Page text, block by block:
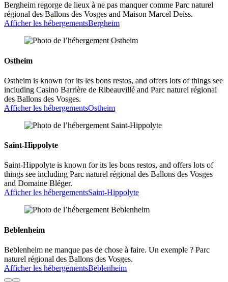
Bergheim regorge de lieux à ne pas manquer comme Parc naturel
régional des Ballons des Vosges and Maison Marcel Deiss.
Afficher les hébergementsBergheim
Ostheim
Ostheim is known for its les bons restos, and offers lots of things see
including Casino Barrière de Ribeauvillé and Parc naturel régional
des Ballons des Vosges.
Afficher les hébergementsOstheim
Saint-Hippolyte
Saint-Hippolyte is known for its les bons restos, and offers lots of
things see including Parc naturel régional des Ballons des Vosges
and Domaine Bléger.
Afficher les hébergementsSaint-Hippolyte
Beblenheim
Beblenheim ne manque pas de chose à faire. Un exemple ? Parc
naturel régional des Ballons des Vosges.
Afficher les hébergementsBeblenheim